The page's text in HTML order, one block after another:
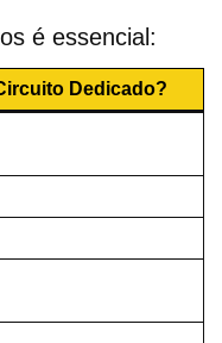
é essencial:
Dedicado?